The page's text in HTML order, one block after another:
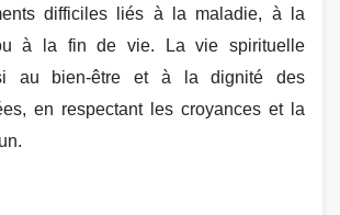
difficiles liés à la maladie, à la
à la fin de vie. La vie spirituelle
au bien-être et à la dignité des
en respectant les croyances et la